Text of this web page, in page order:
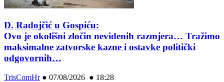
D. Radojčić u Gospiću:
Ovo je okolišni zločin neviđenih razmjera… Tražimo
maksimalne zatvorske kazne i ostavke politički
odgovornih…
TrisComHr● 07/08/2026 ● 18:28